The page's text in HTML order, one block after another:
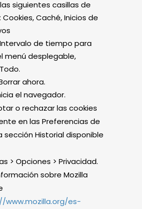
siguientes casillas de
Caché, Inicios de
de tiempo para
menú desplegable,
ahora.
el navegador.
o rechazar las cookies
en las Preferencias de
sección Historial disponible
> Opciones > Privacidad.
sobre Mozilla
www.mozilla.org/es-